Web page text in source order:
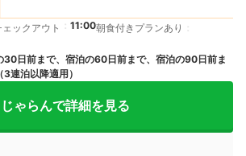
ェックアウト 11:00朝食付きプランあり
30日前まで、宿泊の60日前まで、宿泊の90日前ま
連泊以降適用）
じゃらんで詳細を見る